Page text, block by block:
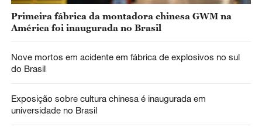
Primeira fábrica da montadora chinesa GWM na
América foi inaugurada no Brasil
Nove mortos em acidente em fábrica de explosivos no sul
do Brasil
Exposição sobre cultura chinesa é inaugurada em
universidade no Brasil